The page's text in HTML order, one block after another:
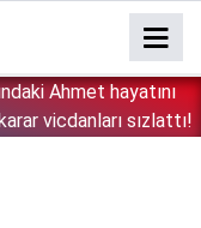
Ahmet hayatını
vicdanları sızlattı!